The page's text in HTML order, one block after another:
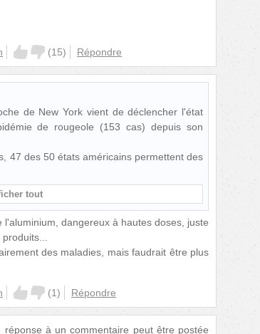
(15) Répondre
de New York vient de déclencher l'état
de rougeole (153 cas) depuis son
47 des 50 états américains permettent des
tout
dangereux à hautes doses, juste
des maladies, mais faudrait être plus
(1) Répondre
à un commentaire peut être postée